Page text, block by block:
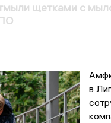
щетками с
в